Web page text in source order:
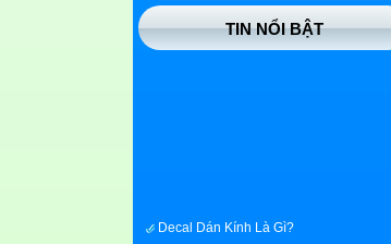
TIN NỔI BẬT
Decal Dán Kính Là Gì?